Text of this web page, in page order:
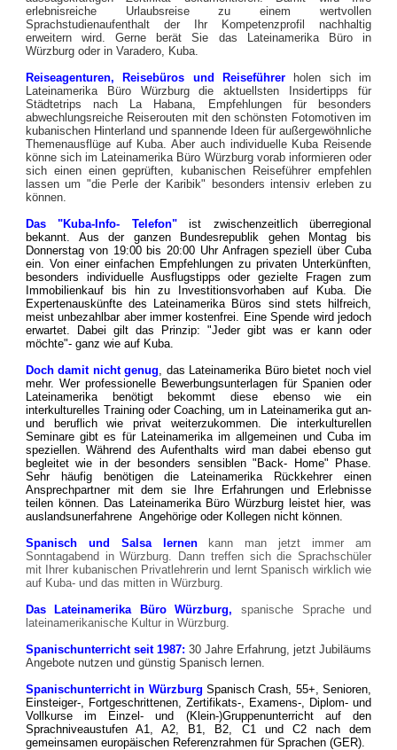
erlebnisreiche Urlaubsreise zu einem wertvollen
Sprachstudienaufenthalt der Ihr Kompetenzprofil nachhaltig
erweitern wird. Gerne berät Sie das Lateinamerika Büro in
Würzburg oder in Varadero, Kuba.
Reiseagenturen, Reisebüros und Reiseführer holen sich im
Lateinamerika Büro Würzburg die aktuellsten Insidertipps für
Städtetrips nach La Habana, Empfehlungen für besonders
abwechlungsreiche Reiserouten mit den schönsten Fotomotiven im
kubanischen Hinterland und spannende Ideen für außergewöhnliche
Themenausflüge auf Kuba. Aber auch individuelle Kuba Reisende
könne sich im Lateinamerika Büro Würzburg vorab informieren oder
sich einen einen geprüften, kubanischen Reiseführer empfehlen
lassen um "die Perle der Karibik" besonders intensiv erleben zu
können.
Das "Kuba-Info- Telefon"ist zwischenzeitlich überregional
bekannt. Aus der ganzen Bundesrepublik gehen Montag bis
Donnerstag von 19:00 bis 20:00 Uhr Anfragen speziell über Cuba
ein. Von einer einfachen Empfehlungen zu privaten Unterkünften,
besonders individuelle Ausflugstipps oder gezielte Fragen zum
Immobilienkauf bis hin zu Investitionsvorhaben auf Kuba. Die
Expertenauskünfte des Lateinamerika Büros sind stets hilfreich,
meist unbezahlbar aber immer kostenfrei. Eine Spende wird jedoch
erwartet. Dabei gilt das Prinzip: "Jeder gibt was er kann oder
möchte"- ganz wie auf Kuba.
Doch damit nicht genug , das Lateinamerika Büro bietet noch viel
mehr. Wer professionelle Bewerbungsunterlagen für Spanien oder
Lateinamerika benötigt bekommt diese ebenso wie ein
interkulturelles Training oder Coaching, um in Lateinamerika gut an-
und beruflich wie privat weiterzukommen. Die interkulturellen
Seminare gibt es für Lateinamerika im allgemeinen und Cuba im
speziellen.Während des Aufenthalts wird man dabei ebenso gut
begleitet wie in der besonders sensiblen "Back- Home" Phase.
Sehr häufig benötigen die Lateinamerika Rückkehrer einen
Ansprechpartner mit dem sie Ihre Erfahrungen und Erlebnisse
teilen können. Das Lateinamerika Büro Würzburg leistet hier, was
auslandsunerfahrene Angehörige oder Kollegen nicht können.
Spanisch und Salsa lernenkann man jetzt immer am
Sonntagabend in Würzburg. Dann treffen sich die Sprachschüler
mit Ihrer kubanischen Privatlehrerin und lernt Spanisch wirklich wie
auf Kuba- und das mitten in Würzburg.
Das Lateinamerika Büro Würzburg,spanische Sprache und
lateinamerikanische Kultur in Würzburg.
Spanischunterricht seit 1987: 30 Jahre Erfahrung, jetzt Jubiläums
Angebote nutzen und günstig Spanisch lernen.
Spanischunterricht in Würzburg Spanisch Crash, 55+, Senioren,
Einsteiger-, Fortgeschrittenen, Zertifikats-, Examens-, Diplom- und
Vollkurse im Einzel- und (Klein-)Gruppenunterricht auf den
Sprachniveaustufen A1, A2, B1, B2, C1 und C2 nach dem
gemeinsamen europäischen Referenzrahmen für Sprachen (GER).